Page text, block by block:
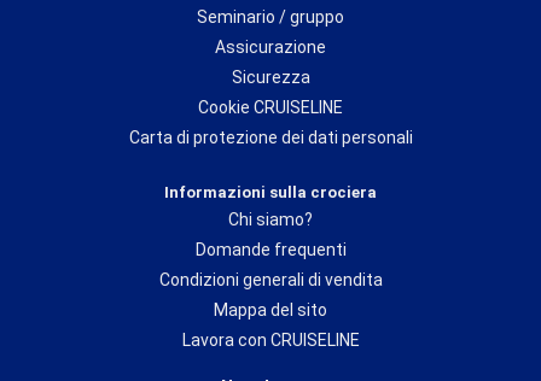
Seminario / gruppo
Assicurazione
Sicurezza
Cookie CRUISELINE
Carta di protezione dei dati personali
Informazioni sulla crociera
Chi siamo?
Domande frequenti
Condizioni generali di vendita
Mappa del sito
Lavora con CRUISELINE